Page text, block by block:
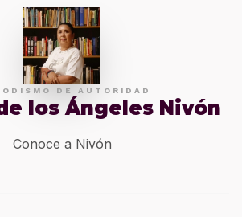
DE AUTORIDAD
los Ángeles Nivón
Conoce a Nivón